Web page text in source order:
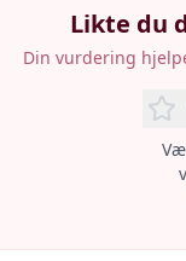
Likte du
Din vurdering